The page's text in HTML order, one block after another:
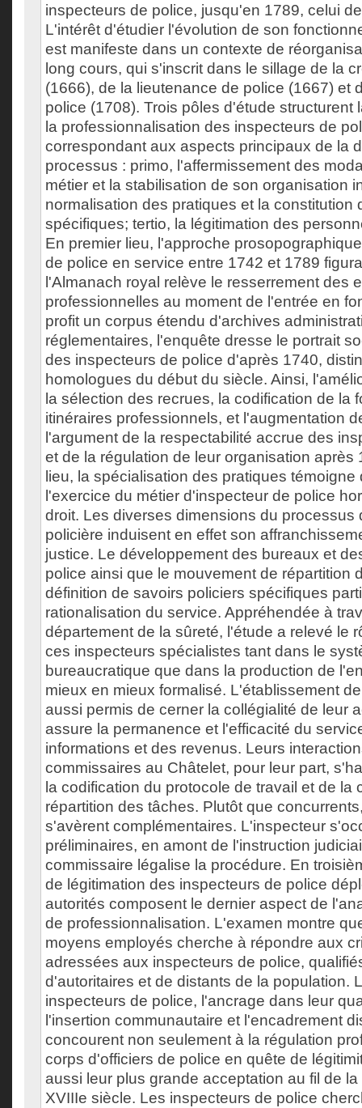
inspecteurs de police, jusqu'en 1789, celui
L'intérêt d'étudier l'évolution de son
est manifeste dans un contexte de
long cours, qui s'inscrit dans le sillage de la
(1666), de la lieutenance de police (1667) et
police (1708). Trois pôles d'étude structurent
la professionnalisation des inspecteurs de
correspondant aux aspects principaux de la
processus : primo, l'affermissement des
métier et la stabilisation de son organisation
normalisation des pratiques et la constitution
spécifiques; tertio, la légitimation des
En premier lieu, l'approche
de police en service entre 1742 et 1789
l'Almanach royal relève le resserrement des
professionnelles au moment de l'entrée en
profit un corpus étendu d'archives
réglementaires, l'enquête dresse le portrait
des inspecteurs de police d'après 1740,
homologues du début du siècle. Ainsi,
la sélection des recrues, la codification de la
itinéraires professionnels, et l'augmentation
l'argument de la respectabilité accrue des
et de la régulation de leur organisation après
lieu, la spécialisation des pratiques
l'exercice du métier d'inspecteur de police
droit. Les diverses dimensions du processus
policière induisent en effet son
justice. Le développement des bureaux et
police ainsi que le mouvement de répartition
définition de savoirs policiers spécifiques
rationalisation du service. Appréhendée à
département de la sûreté, l'étude a relevé le
ces inspecteurs spécialistes tant dans le
bureaucratique que dans la production de
mieux en mieux formalisé. L'établissement
aussi permis de cerner la collégialité de leur
assure la permanence et l'efficacité du
informations et des revenus. Leurs
commissaires au Châtelet, pour leur part,
la codification du protocole de travail et de la
répartition des tâches. Plutôt que
s'avèrent complémentaires. L'inspecteur
préliminaires, en amont de l'instruction
commissaire légalise la procédure. En
de légitimation des inspecteurs de police
autorités composent le dernier aspect de
de professionnalisation. L'examen montre
moyens employés cherche à répondre aux
adressées aux inspecteurs de police,
d'autoritaires et de distants de la population.
inspecteurs de police, l'ancrage dans leur
l'insertion communautaire et l'encadrement
concourent non seulement à la régulation
corps d'officiers de police en quête de
aussi leur plus grande acceptation au fil de
XVIIIe siècle. Les inspecteurs de police